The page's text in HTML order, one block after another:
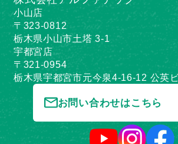
小山店
〒323-0812
栃木県小山市土塔 3-1
宇都宮店
〒321-0954
栃木県宇都宮市元今泉4-16-12 公英
お問い合わせはこちら